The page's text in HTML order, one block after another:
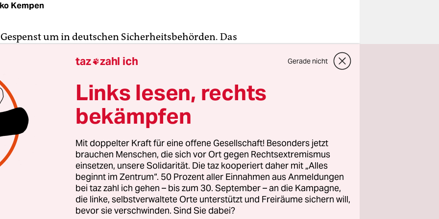
Kempen
um in deutschen Sicherheitsbehörden. Das
macht und trotzdem mit ihren Aufgaben kaum noch
Diesen Eindruck bekommt man, folgt man
der Polizeigewerkschaften – und zahlreichen
über dramatisch anmutende Überstundenzahlen.
Überstunden bei der Polizei“ schrieb dieNeue
Zeitung (NOZ)
im Januar 2019 und berief sich auf
Gewerkschaft der Polizei (GdP). Als wesentlichen Grund
Überstunden nannte sie permanente Dauereinsätze bei
Großlagen. Der Vorsitzende der Deutschen
(DPolG) Rainer Wendt nutzte die Meldung über die
taz zahl ich Gerade nicht
Links lesen, rechts
bekämpfen
Mit doppelter Kraft für eine offene Gesellschaft! Besonders jetzt
brauchen Menschen, die sich vor Ort gegen Rechtsextremismus
einsetzen, unsere Solidarität. Die taz kooperiert daher mit „Alles
beginnt im Zentrum“. 50 Prozent aller Einnahmen aus Anmeldungen
bei taz zahl ich gehen – bis zum 30. September – an die Kampagne,
die linke, selbstverwaltete Orte unterstützt und Freiräume sichern will,
bevor sie verschwinden. Sind Sie dabei?